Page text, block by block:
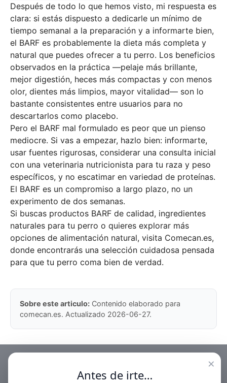
Después de todo lo que hemos visto, mi respuesta es
clara: si estás dispuesto a dedicarle un mínimo de
tiempo semanal a la preparación y a informarte bien,
el BARF es probablemente la dieta más completa y
natural que puedes ofrecer a tu perro. Los beneficios
observados en la práctica —pelaje más brillante,
mejor digestión, heces más compactas y con menos
olor, dientes más limpios, mayor vitalidad— son lo
bastante consistentes entre usuarios para no
descartarlos como placebo.
Pero el BARF mal formulado es peor que un pienso
mediocre. Si vas a empezar, hazlo bien: informarte,
usar fuentes rigurosas, considerar una consulta inicial
con una veterinaria nutricionista para tu raza y peso
específicos, y no escatimar en variedad de proteínas.
El BARF es un compromiso a largo plazo, no un
experimento de dos semanas.
Si buscas productos BARF de calidad, ingredientes
naturales para tu perro o quieres explorar más
opciones de alimentación natural, visita Comecan.es,
donde encontrarás una selección cuidadosa pensada
para que tu perro coma bien de verdad.
Sobre este articulo: Contenido elaborado para
comecan.es. Actualizado 2026-06-27.
×
Antes de irte…